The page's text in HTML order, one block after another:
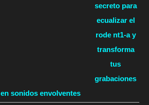
secreto para
ecualizar el
rode nt1-a y
transforma
tus
grabaciones
en sonidos envolventes